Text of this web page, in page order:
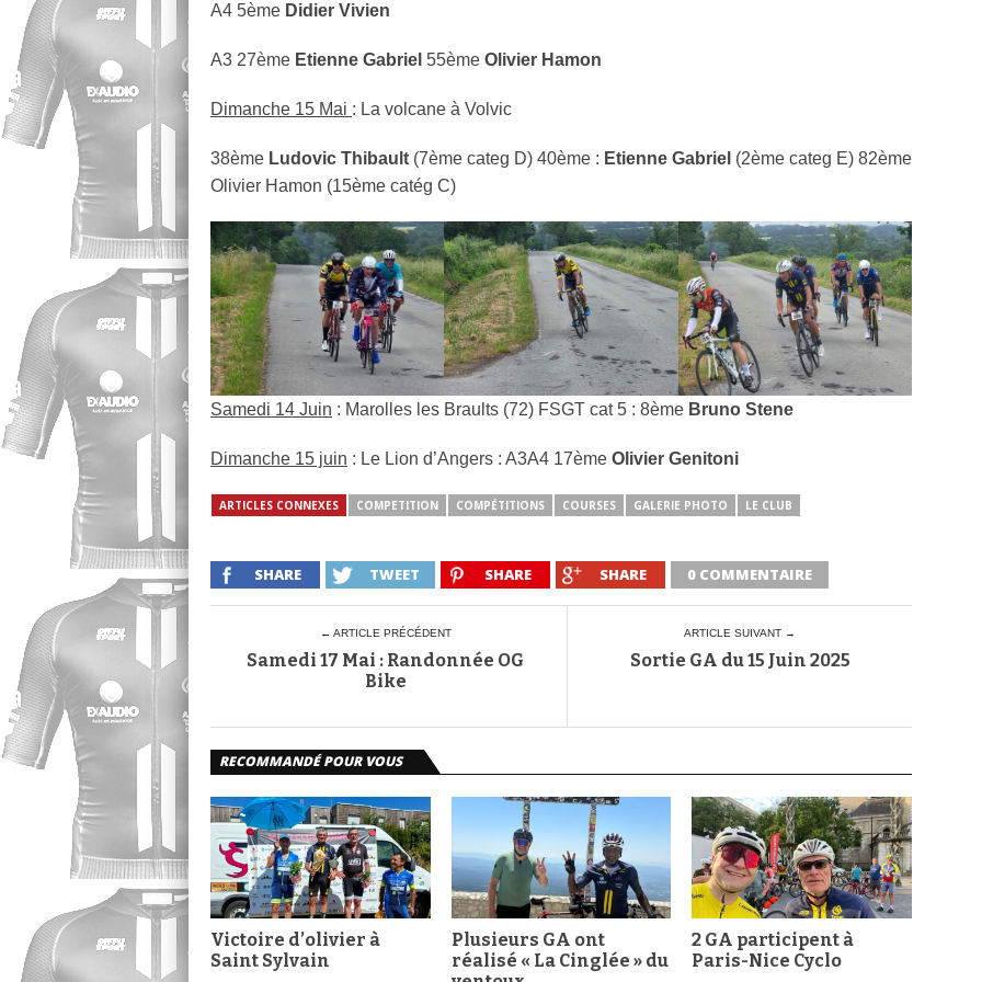
A4 5ème Didier Vivien
A3 27ème Etienne Gabriel 55ème Olivier Hamon
Dimanche 15 Mai : La volcane à Volvic
38ème Ludovic Thibault (7ème categ D) 40ème : Etienne Gabriel (2ème categ E) 82ème
Olivier Hamon (15ème catég C)
Samedi 14 Juin : Marolles les Braults (72) FSGT cat 5 : 8ème Bruno Stene
Dimanche 15 juin : Le Lion d’Angers : A3A4 17ème Olivier Genitoni
ARTICLES CONNEXES COMPETITION COMPÉTITIONS COURSES GALERIE PHOTO LE CLUB
SHARE TWEET SHARE SHARE 0 COMMENTAIRE
← ARTICLE PRÉCÉDENT
Samedi 17 Mai : Randonnée OG
Bike
ARTICLE SUIVANT →
Sortie GA du 15 Juin 2025
RECOMMANDÉ POUR VOUS
Victoire d’olivier à
Saint Sylvain
Plusieurs GA ont
réalisé « La Cinglée » du
2 GA participent à
Paris-Nice Cyclo